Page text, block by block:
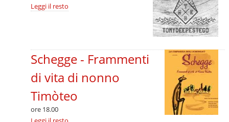
Live
-
Leggi il resto
Schegge - Frammenti
di vita di nonno
Timòteo
ore 18.00
Schegge